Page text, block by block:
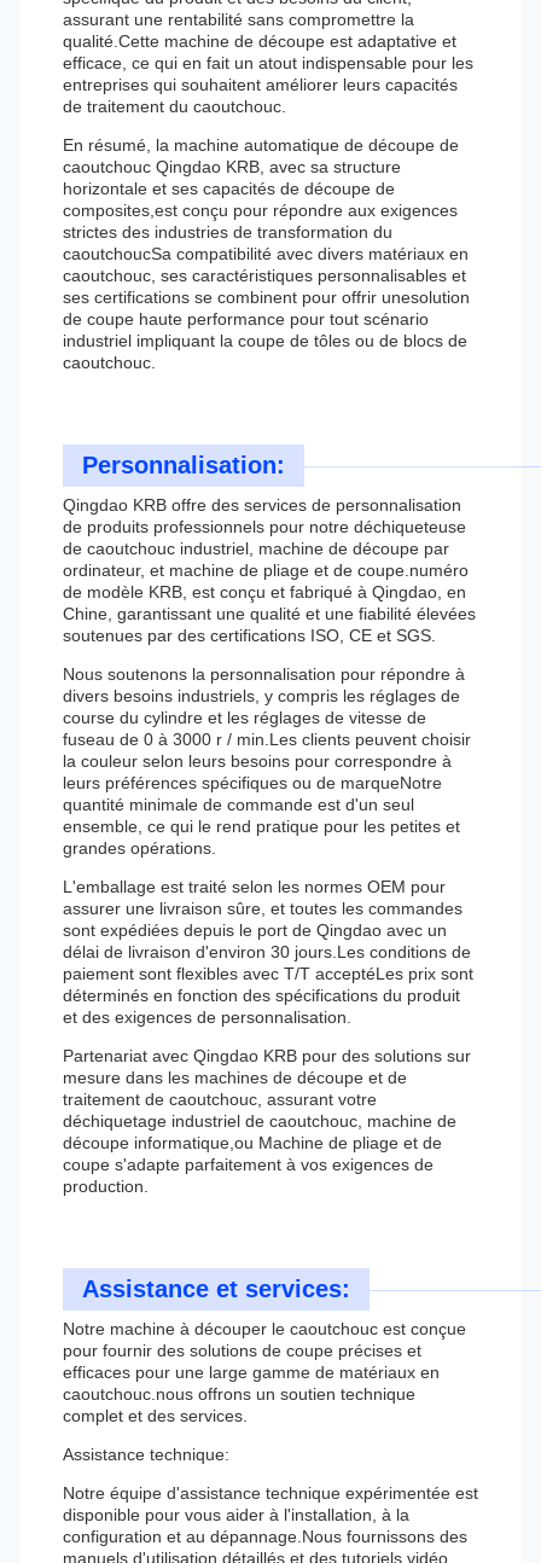
assurant une rentabilité sans compromettre la
qualité.Cette machine de découpe est adaptative et
efficace, ce qui en fait un atout indispensable pour les
entreprises qui souhaitent améliorer leurs capacités
de traitement du caoutchouc.
En résumé, la machine automatique de découpe de
caoutchouc Qingdao KRB, avec sa structure
horizontale et ses capacités de découpe de
composites,est conçu pour répondre aux exigences
strictes des industries de transformation du
caoutchoucSa compatibilité avec divers matériaux en
caoutchouc, ses caractéristiques personnalisables et
ses certifications se combinent pour offrir unesolution
de coupe haute performance pour tout scénario
industriel impliquant la coupe de tôles ou de blocs de
caoutchouc.
Personnalisation:
Qingdao KRB offre des services de personnalisation
de produits professionnels pour notre déchiqueteuse
de caoutchouc industriel, machine de découpe par
ordinateur, et machine de pliage et de coupe.numéro
de modèle KRB, est conçu et fabriqué à Qingdao, en
Chine, garantissant une qualité et une fiabilité élevées
soutenues par des certifications ISO, CE et SGS.
Nous soutenons la personnalisation pour répondre à
divers besoins industriels, y compris les réglages de
course du cylindre et les réglages de vitesse de
fuseau de 0 à 3000 r / min.Les clients peuvent choisir
la couleur selon leurs besoins pour correspondre à
leurs préférences spécifiques ou de marqueNotre
quantité minimale de commande est d'un seul
ensemble, ce qui le rend pratique pour les petites et
grandes opérations.
L'emballage est traité selon les normes OEM pour
assurer une livraison sûre, et toutes les commandes
sont expédiées depuis le port de Qingdao avec un
délai de livraison d'environ 30 jours.Les conditions de
paiement sont flexibles avec T/T acceptéLes prix sont
déterminés en fonction des spécifications du produit
et des exigences de personnalisation.
Partenariat avec Qingdao KRB pour des solutions sur
mesure dans les machines de découpe et de
traitement de caoutchouc, assurant votre
déchiquetage industriel de caoutchouc, machine de
découpe informatique,ou Machine de pliage et de
coupe s'adapte parfaitement à vos exigences de
production.
Assistance et services:
Notre machine à découper le caoutchouc est conçue
pour fournir des solutions de coupe précises et
efficaces pour une large gamme de matériaux en
caoutchouc.nous offrons un soutien technique
complet et des services.
Assistance technique:
Notre équipe d'assistance technique expérimentée est
disponible pour vous aider à l'installation, à la
configuration et au dépannage.Nous fournissons des
manuels d'utilisation détaillés et des tutoriels vidéo